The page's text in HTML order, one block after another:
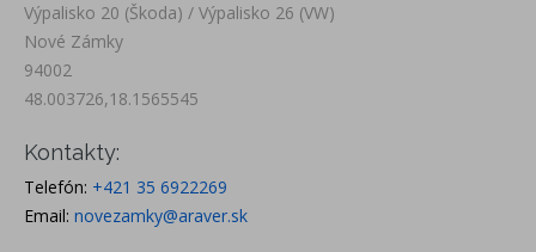
Výpalisko 20 (Škoda) / Výpalisko 26 (VW)
Nové Zámky
94002
48.003726,18.1565545
Kontakty:
Telefón: +421 35 6922269
Email: novezamky@araver.sk